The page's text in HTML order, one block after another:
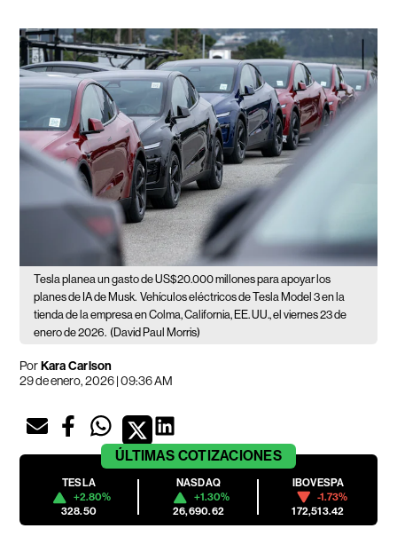
Tesla planea un gasto de US$20.000 millones para apoyar los
planes de IA de Musk. Vehículos eléctricos de Tesla Model 3 en la
tienda de la empresa en Colma, California, EE. UU., el viernes 23 de
enero de 2026. (David Paul Morris)
PorKara Carlson
29 de enero, 2026 | 09:36 AM
ÚLTIMAS COTIZACIONES
TESLA
+2.80%
328.50
NASDAQ
+1.30%
26,690.62
IBOVESPA
-1.73%
172,513.42